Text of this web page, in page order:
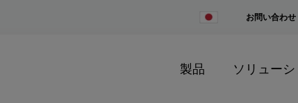
Change
お問い合わせ
製品 ソリュー